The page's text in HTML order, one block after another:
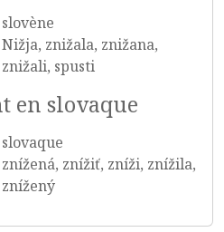
slovène
Nižja, znižala, znižana,
znižali, spusti
en slovaque
slovaque
znížená, znížiť, zníži, znížila,
znížený